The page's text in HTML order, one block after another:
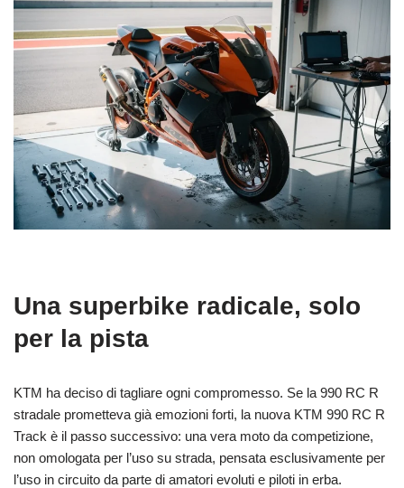
Una superbike radicale, solo
per la pista
KTM ha deciso di tagliare ogni compromesso. Se la 990 RC R
stradale prometteva già emozioni forti, la nuova KTM 990 RC R
Track è il passo successivo: una vera moto da competizione,
non omologata per l’uso su strada, pensata esclusivamente per
l’uso in circuito da parte di amatori evoluti e piloti in erba.